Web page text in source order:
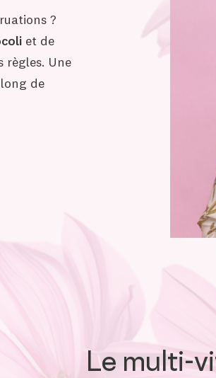
?
et de
règles. Une
de
Le multi-